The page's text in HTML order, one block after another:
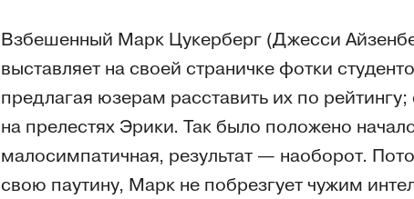
Взбешенный Марк Цукерберг (Джесси
выставляет на своей страничке фотки
предлагая юзерам расставить их по
на прелестях Эрики. Так было положено
малосимпатичная, результат — наоборот.
свою паутину, Марк не побрезгует чужим